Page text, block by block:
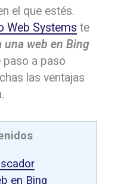
el que estés.
Web Systems te
una web en Bing
paso a paso
las ventajas
en Bing